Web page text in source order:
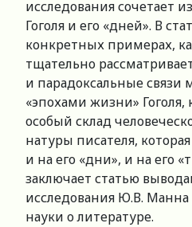
исследования сочетает
Гоголя и его «дней». В
конкретных примерах,
тщательно
и парадоксальные
«эпохами жизни» Гоголя,
особый склад
натуры писателя,
и на его «дни», и на его
заключает статью
исследования Ю.В.
науки о литературе.